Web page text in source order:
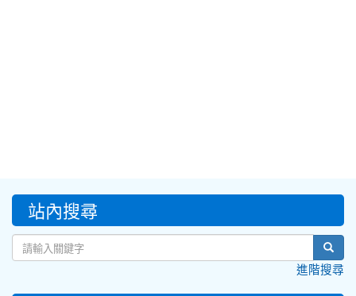
::: 站內搜尋
進階搜尋